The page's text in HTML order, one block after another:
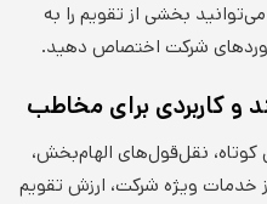
بخشی از تقویم را به
شرکت اختصاص دهید.
کوتاه، نقل‌قول‌های الهام‌بخش،
خدمات ویژه شرکت، ارزش تقویم